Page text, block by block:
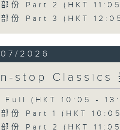
部份 Part 2 (HKT
部份 Part 3 (HKT
2026
stop Classics
Full (HKT 10:05 -
部份 Part 1 (HKT
部份 Part 2 (HKT